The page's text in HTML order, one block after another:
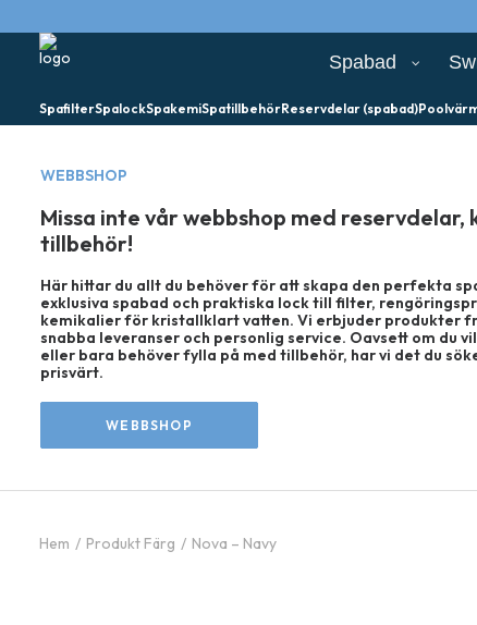
Spabad
SpafilterSpalockSpakemiSpatillbehörReservdelar (spabad)
WEBBSHOP
Missa inte vår webbshop med reservdelar,
tillbehör!
Här hittar du allt du behöver för att skapa den perfekta
exklusiva spabad och praktiska lock till filter,
kemikalier för kristallklart vatten. Vi erbjuder produkter
snabba leveranser och personlig service. Oavsett om du
eller bara behöver fylla på med tillbehör, har vi det du
prisvärt.
WEBBSHOP
Hem Produkt Färg Nova – Navy